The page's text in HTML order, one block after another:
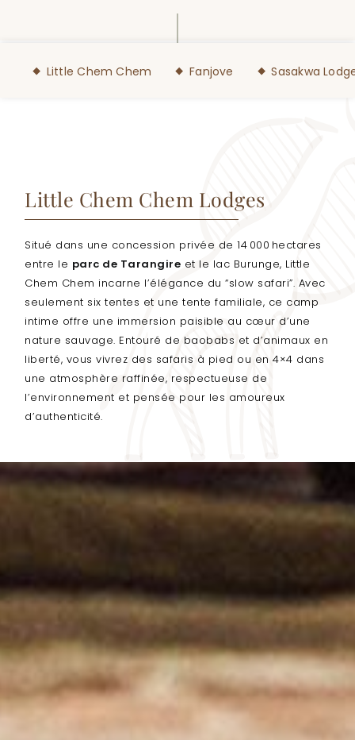
Little Chem Chem Fanjove Sasakwa
Little Chem Chem Lodges
Situé dans une concession privée de 14 000 hectares
entre le parc de Tarangire et le lac Burunge, Little
Chem Chem incarne l’élégance du “slow safari”. Avec
seulement six tentes et une tente familiale, ce camp
intime offre une immersion paisible au cœur d’une
nature sauvage. Entouré de baobabs et d’animaux en
liberté, vous vivrez des safaris à pied ou en 4×4 dans
une atmosphère raffinée, respectueuse de
l’environnement et pensée pour les amoureux
d’authenticité.